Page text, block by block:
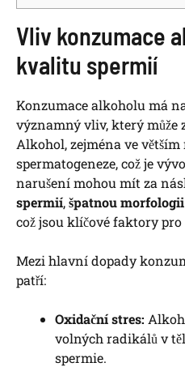
Vliv konzumace
kvalitu spermií
Konzumace alkoholu má
významný vliv, který může
Alkohol, zejména ve
spermatogeneze, což je
narušení mohou mít za
spermií,špatnou morfologii
což jsou klíčové faktory pro
Mezi hlavní dopady
patří:
Oxidační stres:
volných radikálů v
spermie.